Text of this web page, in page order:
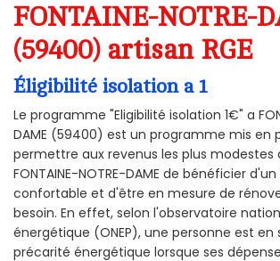
FONTAINE-NOTRE-
(59400) artisan RGE
Éligibilité isolation a 1
Le programme "Eligibilité isolation 1€" a
DAME (59400) est un programme mis en
permettre aux revenus les plus modestes
FONTAINE-NOTRE-DAME de bénéficier
confortable et d'être en mesure de
besoin. En effet, selon l'observatoire
énergétique (ONEP), une personne est en
précarité énergétique lorsque ses